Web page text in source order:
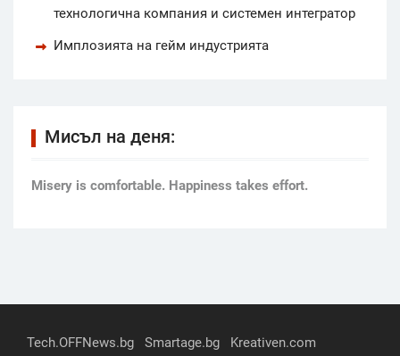
технологична компания и системен интегратор
Имплозията на гейм индустрията
Мисъл на деня:
Мisery is comfortable. Happiness takes effort.
Tech.OFFNews.bg Smartage.bg
Kreativen.com